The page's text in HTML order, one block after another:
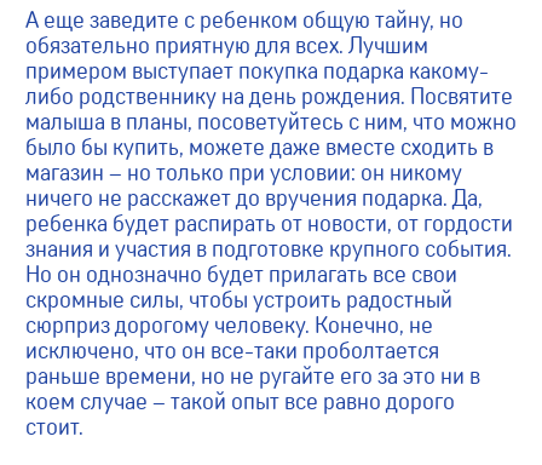
А еще заведите с ребенком общую тайну, но
обязательно приятную для всех. Лучшим
примером выступает покупка подарка какому-
либо родственнику на день рождения. Посвятите
малыша в планы, посоветуйтесь с ним, что можно
было бы купить, можете даже вместе сходить в
магазин – но только при условии: он никому
ничего не расскажет до вручения подарка. Да,
ребенка будет распирать от новости, от гордости
знания и участия в подготовке крупного события.
Но он однозначно будет прилагать все свои
скромные силы, чтобы устроить радостный
сюрприз дорогому человеку. Конечно, не
исключено, что он все-таки проболтается
раньше времени, но не ругайте его за это ни в
коем случае – такой опыт все равно дорого
стоит.